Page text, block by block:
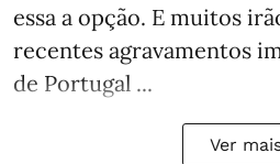
essa a opção. E muitos
recentes agravamentos
de Portugal ...
Ver